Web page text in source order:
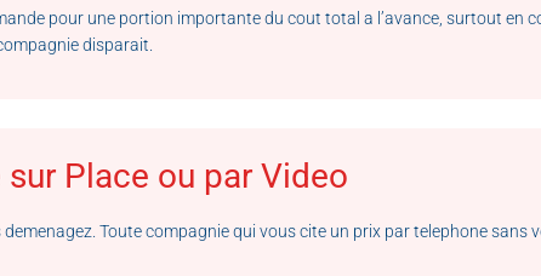
pour une portion importante du cout total a l’avance, surtout
disparait.
Place ou par Video
Toute compagnie qui vous cite un prix par telephone